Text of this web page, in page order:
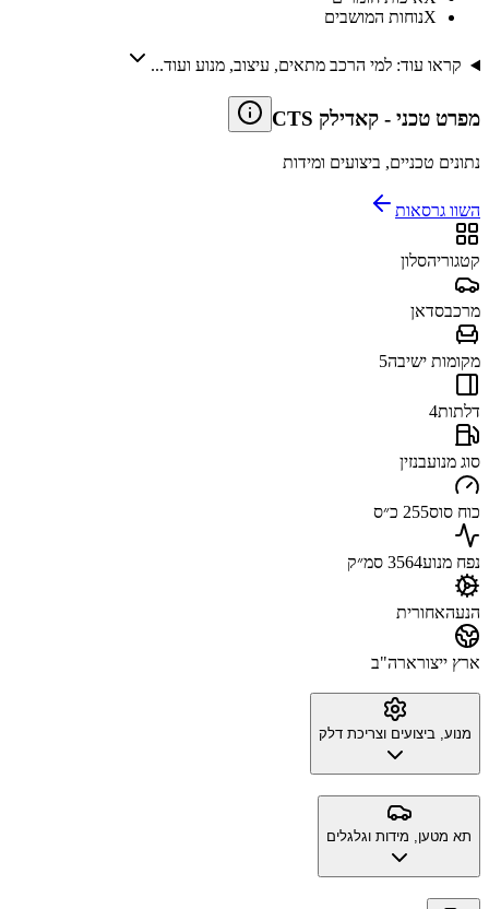
Xנוחות המושבים
קראו עוד: למי הרכב מתאים, עיצוב, מנוע ועוד...
מפרט טכני - קאדילק CTS
נתונים טכניים, ביצועים ומידות
השוו גרסאות
קטגוריהסלון
מרכבסדאן
מקומות ישיבה5
דלתות4
סוג מנועבנזין
כוח סוס255 כ״ס
נפח מנוע3564 סמ״ק
הנעהאחורית
ארץ ייצורארה"ב
מנוע, ביצועים וצריכת דלק
תא מטען, מידות וגלגלים